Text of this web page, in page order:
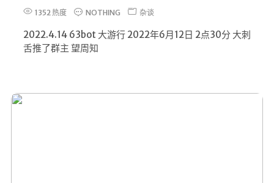
1352 热度 NOTHING 杂谈
2022.4.14 63bot 大游行 2022年6月12日 2点30分 大刺
舌推了群主 望周知